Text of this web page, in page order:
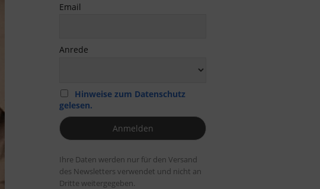
Email
Anrede
Hinweise zum Datenschutz
gelesen.
Ihre Daten werden nur für den Versand
des Newsletters verwendet und nicht an
Dritte weitergegeben.